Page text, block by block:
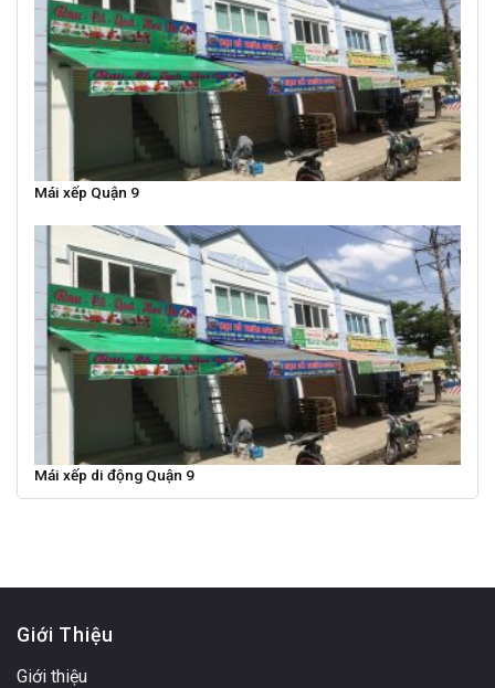
Mái xếp Quận 9
Mái xếp di động Quận 9
Giới Thiệu
Giới thiệu